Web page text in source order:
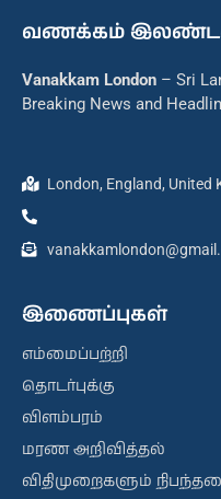
வணக்கம்
Vanakkam London – Sri
Breaking News and
London, England, United
இணைப்புகள்
எம்மைப்பற்றி
தொடர்புக்கு
விளம்பரம்
மரண அறிவித்தல்
விதிமுறைகளும்